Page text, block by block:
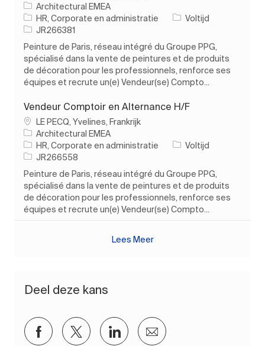
Architectural EMEA
Categorie
HR, Corporate en administratie Soort baan
Voltijd
Taak-ID
JR266381
Peinture de Paris, réseau intégré du Groupe PPG,
spécialisé dans la vente de peintures et de produits
de décoration pour les professionnels, renforce ses
équipes et recrute un(e) Vendeur(se) Compto...
Vendeur Comptoir en Alternance H/F
PlaatsLE PECQ, Yvelines, Frankrijk
Architectural EMEA
Categorie
HR, Corporate en administratie Soort baan
Voltijd
Taak-ID
JR266558
Peinture de Paris, réseau intégré du Groupe PPG,
spécialisé dans la vente de peintures et de produits
de décoration pour les professionnels, renforce ses
équipes et recrute un(e) Vendeur(se) Compto...
Lees Meer
Deel deze kans
Delen via Facebook
Delen via twitter
Delen via LinkedIn
Delen via e-mail